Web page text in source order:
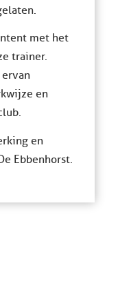
met het
trainer.
en
en
Ebbenhorst.